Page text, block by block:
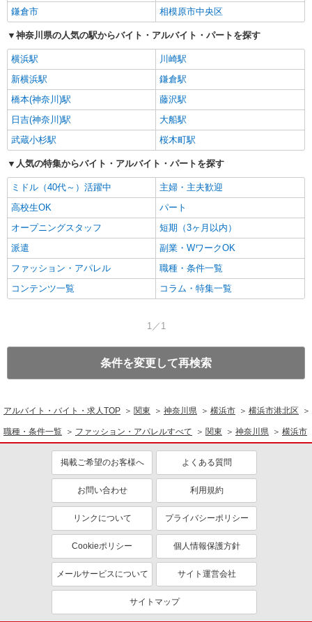
鎌倉市
相模原市中央区
神奈川県の人気の駅からバイト・アルバイト・パートを探す
横浜駅
川崎駅
新横浜駅
鎌倉駅
橋本(神奈川)駅
藤沢駅
日吉(神奈川)駅
大船駅
武蔵小杉駅
桜木町駅
人気の特集からバイト・アルバイト・パートを探す
ミドル（40代～）活躍中
主婦・主夫歓迎
高校生OK
パート
オープニングスタッフ
短期（3ヶ月以内）
派遣
副業・WワークOK
ファッション・アパレル
職種・条件一覧
コンテンツ一覧
コラム・特集一覧
1／1
条件を変更して再検索
アルバイト・バイト・求人TOP 関東 神奈川県 横浜市 横浜市港北区
職種・条件一覧 ファッション・アパレルすべて 関東 神奈川県 横浜市
掲載ご希望のお客様へ よくある質問
お問い合わせ 利用規約
リンクについて プライバシーポリシー
Cookieポリシー 個人情報保護方針
メールサービスについて サイト運営会社
サイトマップ